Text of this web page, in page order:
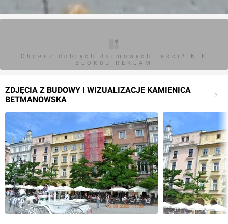
Chcesz dobrych darmowych teści? NIE
BLOKUJ REKLAM
ZDJĘCIA Z BUDOWY I WIZUALIZACJE KAMIENICA
BETMANOWSKA